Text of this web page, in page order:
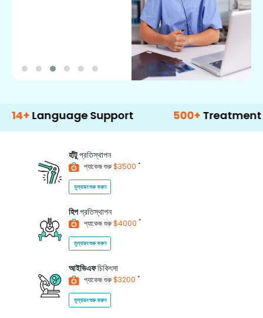
Support 500+ Treatment Options
হাঁটুপ্রতিস্থাপন
প্যাকেজ শুরু$3500 *
মূল্যায়ন শুরু করুন
হিপপ্রতিস্থাপন
প্যাকেজ শুরু$4000 *
মূল্যায়ন শুরু করুন
আইভিএফচিকিৎসা
প্যাকেজ শুরু$3200 *
মূল্যায়ন শুরু করুন